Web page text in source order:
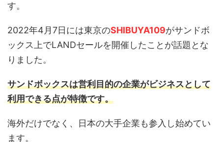
す。
2022年4月7日には東京のSHIBUYA109がサンドボ
ックス上でLANDセールを開催したことが話題とな
りました。
サンドボックスは営利目的の企業がビジネスとして
利用できる点が特徴です。
海外だけでなく、日本の大手企業も参入し始めてい
ます。